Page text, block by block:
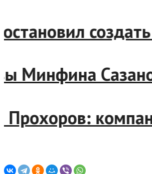
постановил
Минфина
Прохоров: